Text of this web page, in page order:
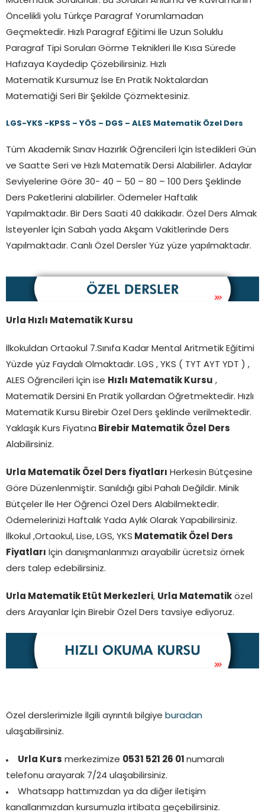
Öncelikli yolu Türkçe Paragraf Yorumlamadan
Geçmektedir. Hızlı Paragraf Eğitimi İle Uzun Soluklu
Paragraf Tipi Soruları Görme Teknikleri İle Kısa Sürede
Hafızaya Kaydedip Çözebilirsiniz. Hızlı
Matematik Kursumuz İse En Pratik Noktalardan
Matematiği Seri Bir Şekilde Çözmektesiniz.
LGS-YKS -KPSS – YÖS – DGS – ALES Matematik Özel Ders
Tüm Akademik Sınav Hazırlık Öğrencileri İçin İstedikleri Gün
ve Saatte Seri ve Hızlı Matematik Dersi Alabilirler. Adaylar
Seviyelerine Göre 30- 40 – 50 – 80 – 100 Ders Şeklinde
Ders Paketlerini alabilirler. Ödemeler Haftalık
Yapılmaktadır. Bir Ders Saati 40 dakikadır. Özel Ders Almak
İsteyenler İçin Sabah yada Akşam Vakitlerinde Ders
Yapılmaktadır. Canlı Özel Dersler Yüz yüze yapılmaktadır.
Urla Hızlı Matematik Kursu
İlkokuldan Ortaokul 7.Sınıfa Kadar Mental Aritmetik Eğitimi
Yüzde yüz Faydalı Olmaktadır. LGS , YKS ( TYT AYT YDT ) ,
ALES Öğrencileri İçin ise Hızlı Matematik Kursu ,
Matematik Dersini En Pratik yollardan Öğretmektedir. Hızlı
Matematik Kursu Birebir Özel Ders şeklinde verilmektedir.
Yaklaşık Kurs Fiyatına Birebir Matematik Özel Ders
Alabilirsiniz.
Urla Matematik Özel Ders fiyatları Herkesin Bütçesine
Göre Düzenlenmiştir. Sanıldığı gibi Pahalı Değildir. Minik
Bütçeler İle Her Öğrenci Özel Ders Alabilmektedir.
Ödemelerinizi Haftalık Yada Aylık Olarak Yapabilirsiniz.
İlkokul ,Ortaokul, Lise, LGS, YKS Matematik Özel Ders
Fiyatları İçin danışmanlarımızı arayabilir ücretsiz örnek
ders talep edebilirsiniz.
Urla Matematik Etüt Merkezleri, Urla Matematik özel
ders Arayanlar İçin Birebir Özel Ders tavsiye ediyoruz.
Özel derslerimizle İlgili ayrıntılı bilgiye buradan
ulaşabilirsiniz.
Urla Kurs merkezimize 0531 521 26 01 numaralı
telefonu arayarak 7/24 ulaşabilirsiniz.
Whatsapp hattımızdan ya da diğer iletişim
kanallarımızdan kursumuzla irtibata geçebilirsiniz.